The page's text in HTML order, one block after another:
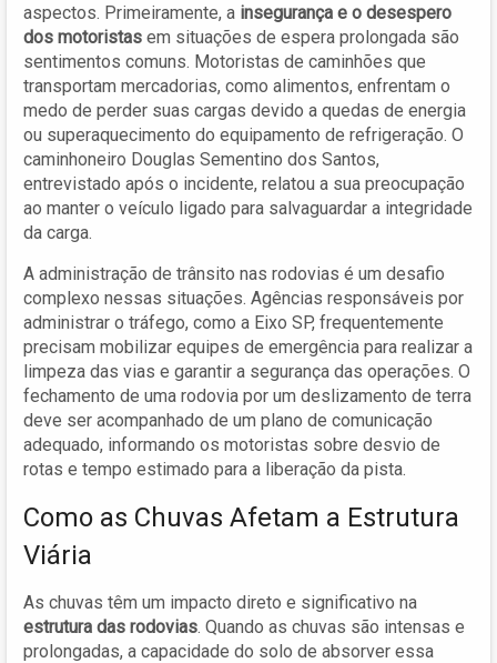
aspectos. Primeiramente, a insegurança e o desespero
dos motoristas em situações de espera prolongada são
sentimentos comuns. Motoristas de caminhões que
transportam mercadorias, como alimentos, enfrentam o
medo de perder suas cargas devido a quedas de energia
ou superaquecimento do equipamento de refrigeração. O
caminhoneiro Douglas Sementino dos Santos,
entrevistado após o incidente, relatou a sua preocupação
ao manter o veículo ligado para salvaguardar a integridade
da carga.
A administração de trânsito nas rodovias é um desafio
complexo nessas situações. Agências responsáveis por
administrar o tráfego, como a Eixo SP, frequentemente
precisam mobilizar equipes de emergência para realizar a
limpeza das vias e garantir a segurança das operações. O
fechamento de uma rodovia por um deslizamento de terra
deve ser acompanhado de um plano de comunicação
adequado, informando os motoristas sobre desvio de
rotas e tempo estimado para a liberação da pista.
Como as Chuvas Afetam a Estrutura
Viária
As chuvas têm um impacto direto e significativo na
estrutura das rodovias. Quando as chuvas são intensas e
prolongadas, a capacidade do solo de absorver essa